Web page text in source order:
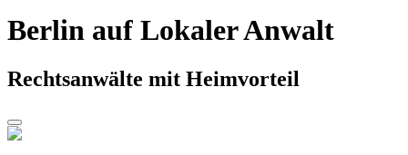
Berlin auf Lokaler Anwalt
Rechtsanwälte mit Heimvorteil